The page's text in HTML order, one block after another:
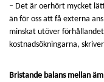
– Det är oerhört mycket
än för oss att få externa
minskat utöver
kostnadsökningarna,
Bristande balans mellan